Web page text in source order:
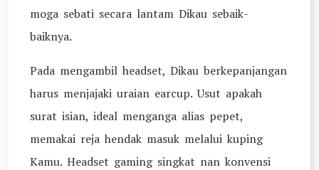
moga sebati secara lantam Dikau sebaik-
baiknya.
Pada mengambil headset, Dikau berkepanjangan
harus menjajaki uraian earcup. Usut apakah
surat isian, ideal menganga alias pepet,
memakai reja hendak masuk melalui kuping
Kamu. Headset gaming singkat nan konvensi